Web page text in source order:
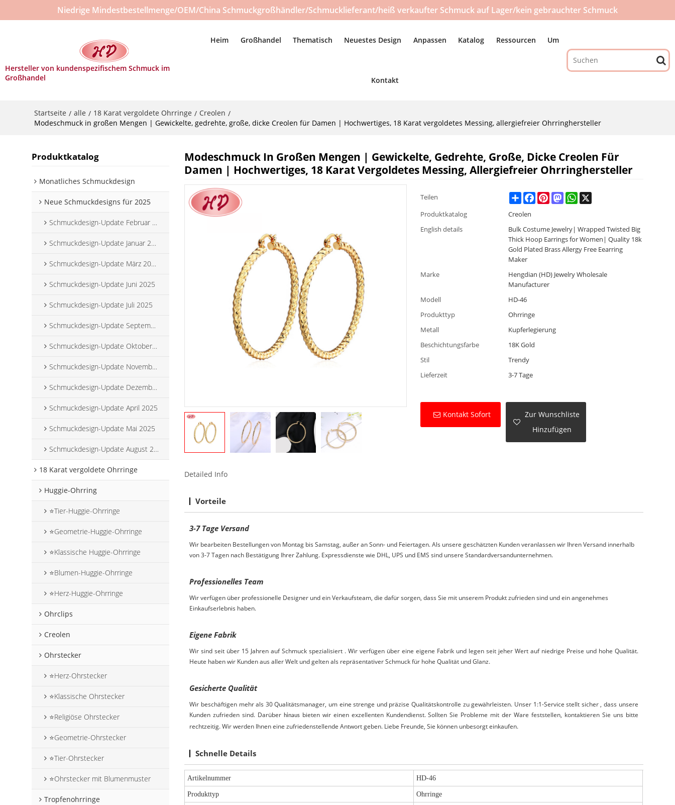
Niedrige Mindestbestellmenge/OEM/China Schmuckgroßhändler/Schmucklieferant/heiß verkaufter Schmuck auf Lager/kein gebrauchter Schmuck
Hersteller von kundenspezifischem Schmuck im
Großhandel
Heim Großhandel Thematisch Neuestes Design Anpassen Katalog Ressourcen Um
Kontakt
Startseite / alle / 18 Karat vergoldete Ohrringe / Creolen /
Modeschmuck in großen Mengen | Gewickelte, gedrehte, große, dicke Creolen für Damen | Hochwertiges, 18 Karat vergoldetes Messing, allergiefreier Ohrringhersteller
Produktkatalog
Monatliches Schmuckdesign
Neue Schmuckdesigns für 2025
Schmuckdesign-Update Februar 2025
Schmuckdesign-Update Januar 2025
Schmuckdesign-Update März 2025
Schmuckdesign-Update Juni 2025
Schmuckdesign-Update Juli 2025
Schmuckdesign-Update September 2025
Schmuckdesign-Update Oktober 2025
Schmuckdesign-Update November 2025
Schmuckdesign-Update Dezember 2025
Schmuckdesign-Update April 2025
Schmuckdesign-Update Mai 2025
Schmuckdesign-Update August 2025
18 Karat vergoldete Ohrringe
Huggie-Ohrring
⭐Tier-Huggie-Ohrringe
⭐Geometrie-Huggie-Ohrringe
⭐Klassische Huggie-Ohrringe
⭐Blumen-Huggie-Ohrringe
⭐Herz-Huggie-Ohrringe
Ohrclips
Creolen
Ohrstecker
⭐Herz-Ohrstecker
⭐Klassische Ohrstecker
⭐Religiöse Ohrstecker
⭐Geometrie-Ohrstecker
⭐Tier-Ohrstecker
⭐Ohrstecker mit Blumenmuster
Tropfenohrringe
Modeschmuck In Großen Mengen | Gewickelte, Gedrehte, Große, Dicke Creolen Für
Damen | Hochwertiges, 18 Karat Vergoldetes Messing, Allergiefreier Ohrringhersteller
Teilen ShareFacebookPinterestMastodonWhatsApp
Produktkatalog
Creolen
English details
Bulk Costume Jewelry| Wrapped Twisted Big
Thick Hoop Earrings for Women| Quality 18k
Gold Plated Brass Allergy Free Eearring
Maker
Marke
Hengdian (HD) Jewelry Wholesale
Manufacturer
Modell
HD-46
Produkttyp
Ohrringe
Metall
Kupferlegierung
Beschichtungsfarbe
18K Gold
Stil
Trendy
Lieferzeit
3-7 Tage
Kontakt Sofort
Zur Wunschliste
Hinzufügen
Detailed Info
Vorteile
3-7 Tage Versand
Wir bearbeiten Bestellungen von Montag bis Samstag, außer an Sonn- und Feiertagen. Als unsere geschätzten Kunden veranlassen wir Ihren Versand innerhalb
von 3-7 Tagen nach Bestätigung Ihrer Zahlung. Expressdienste wie DHL, UPS und EMS sind unsere Standardversandunternehmen.
Professionelles Team
Wir verfügen über professionelle Designer und ein Verkaufsteam, die dafür sorgen, dass Sie mit unserem Produkt zufrieden sind und ein angenehmes
Einkaufserlebnis haben.
Eigene Fabrik
Wir sind seit über 15 Jahrenauf Schmuck spezialisiert . Wir verfügen über eine eigene Fabrik und legen seit jeher Wert auf niedrige Preise und hohe Qualität.
Heute haben wir Kundenaus aller Welt und gelten als repräsentativer Schmuck für hohe Qualität und Glanz.
Gesicherte Qualität
Wir beschäftigen mehr als 30 Qualitätsmanager, um eine strenge und präzise Qualitätskontrolle zu gewährleisten. Unser 1:1-Service stellt sicher , dass unsere
Kunden zufrieden sind. Darüber hinaus bieten wir einen exzellenten Kundendienst. Sollten Sie Probleme mit der Ware feststellen, kontaktieren Sie uns bitte
rechtzeitig. Wir werden Ihnen eine zufriedenstellende Antwort geben. Liebe Freunde, Sie können unbesorgt einkaufen.
Schnelle Details
Artikelnummer HD-46
Produkttyp Ohrringe